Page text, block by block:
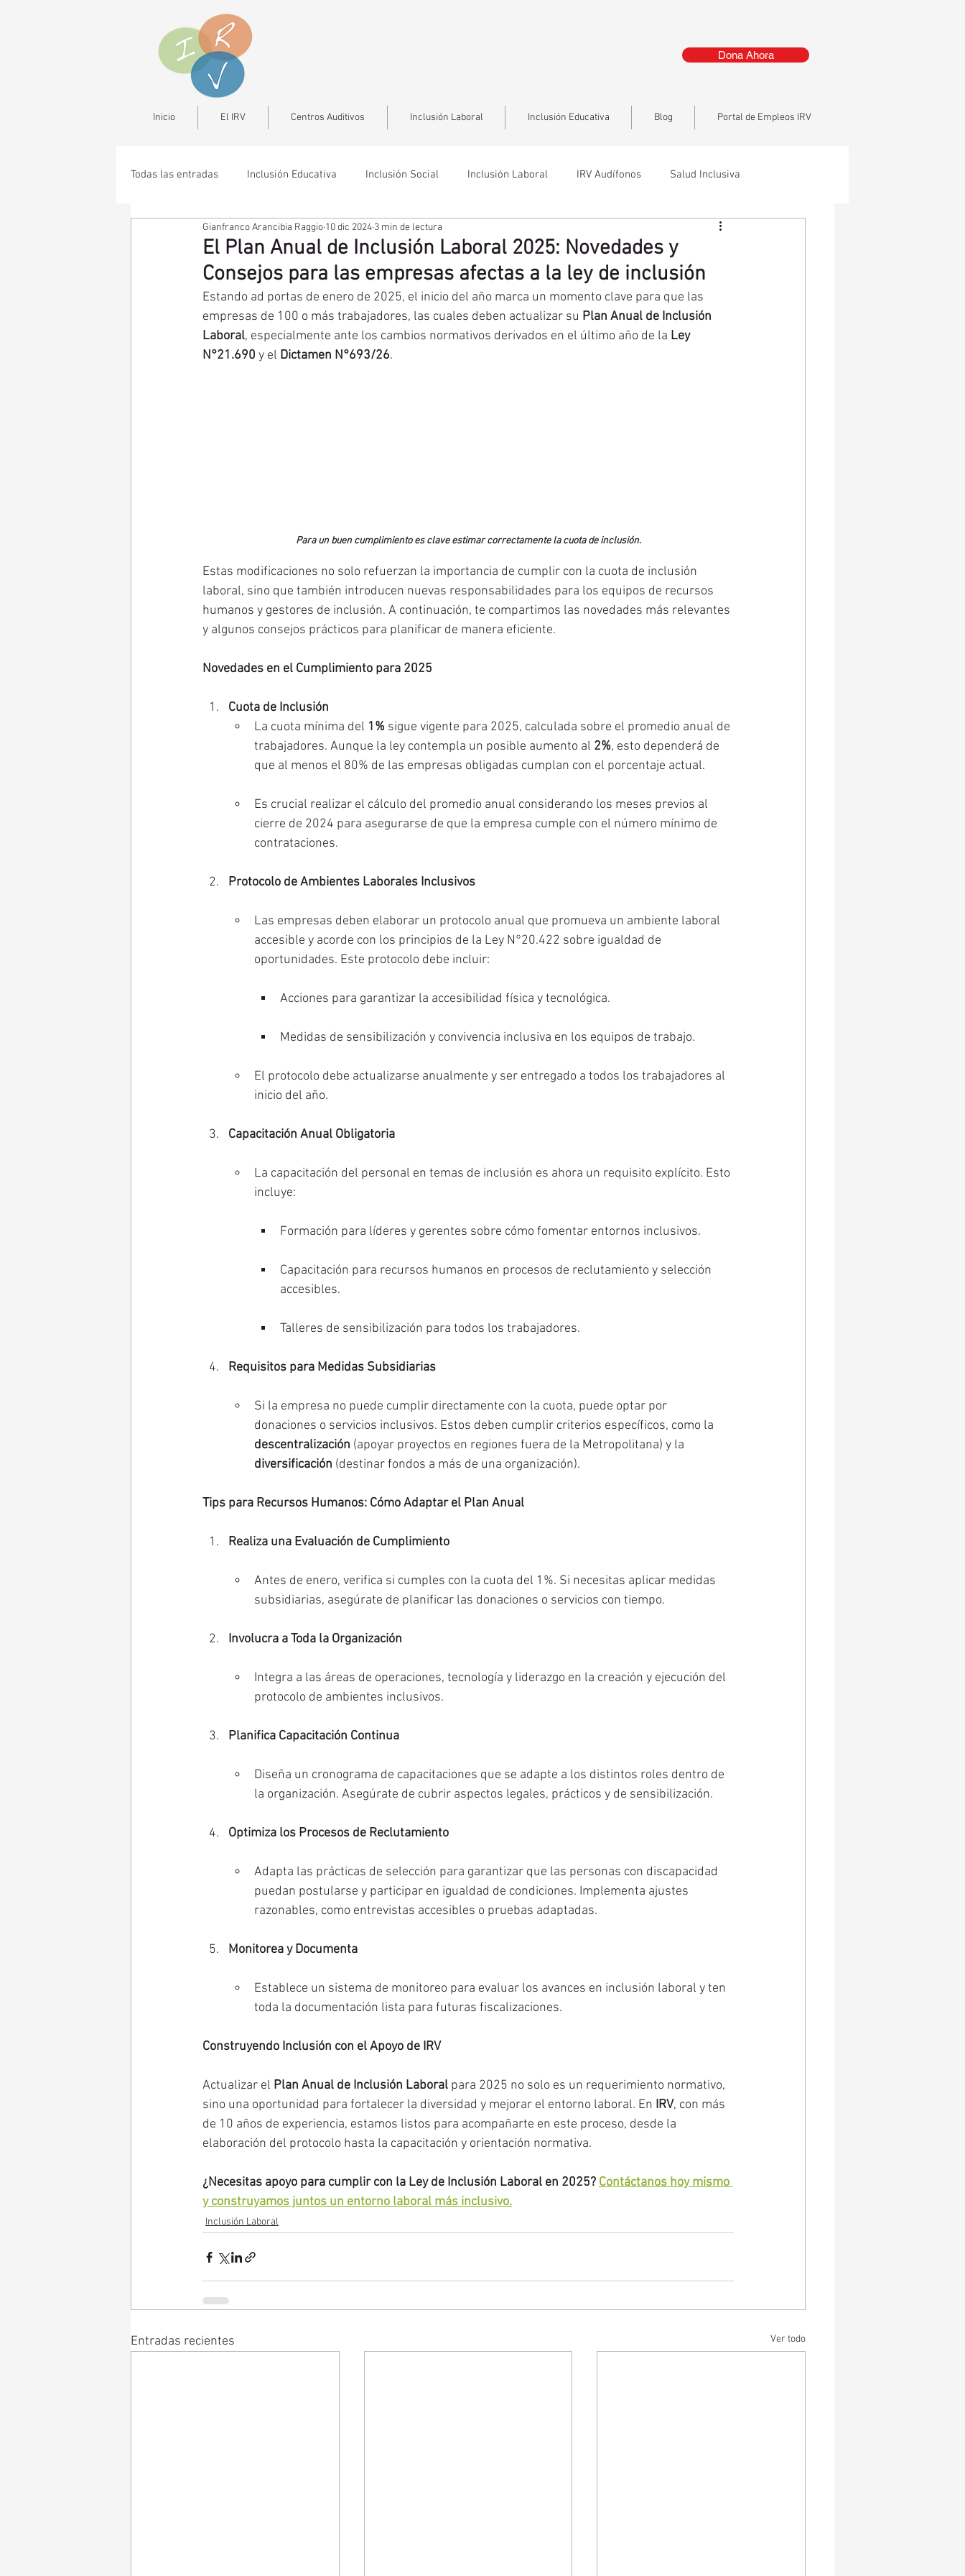
Dona Ahora
Inicio El IRV Centros Auditivos Inclusión Laboral Inclusión Educativa Blog Portal de Empleos IRV
Todas las entradas Inclusión Educativa Inclusión Social Inclusión Laboral IRV Audífonos Salud Inclusiva
El Plan Anual de Inclusión Laboral 2025: Novedades y
Consejos para las empresas afectas a la ley de inclusión
Gianfranco Arancibia Raggio 10 dic 2024 3 min de lectura
Estando ad portas de enero de 2025, el inicio del año marca un momento clave para que las
empresas de 100 o más trabajadores, las cuales deben actualizar su Plan Anual de Inclusión
Laboral, especialmente ante los cambios normativos derivados en el último año de la Ley
N°21.690 y el Dictamen N°693/26.
Para un buen cumplimiento es clave estimar correctamente la cuota de inclusión.
Estas modificaciones no solo refuerzan la importancia de cumplir con la cuota de inclusión
laboral, sino que también introducen nuevas responsabilidades para los equipos de recursos
humanos y gestores de inclusión. A continuación, te compartimos las novedades más relevantes
y algunos consejos prácticos para planificar de manera eficiente.
Novedades en el Cumplimiento para 2025
Cuota de Inclusión
La cuota mínima del 1% sigue vigente para 2025, calculada sobre el promedio anual de
trabajadores. Aunque la ley contempla un posible aumento al 2%, esto dependerá de
que al menos el 80% de las empresas obligadas cumplan con el porcentaje actual.
Es crucial realizar el cálculo del promedio anual considerando los meses previos al
cierre de 2024 para asegurarse de que la empresa cumple con el número mínimo de
contrataciones.
Protocolo de Ambientes Laborales Inclusivos
Las empresas deben elaborar un protocolo anual que promueva un ambiente laboral
accesible y acorde con los principios de la Ley N°20.422 sobre igualdad de
oportunidades. Este protocolo debe incluir:
Acciones para garantizar la accesibilidad física y tecnológica.
Medidas de sensibilización y convivencia inclusiva en los equipos de trabajo.
El protocolo debe actualizarse anualmente y ser entregado a todos los trabajadores al
inicio del año.
Capacitación Anual Obligatoria
La capacitación del personal en temas de inclusión es ahora un requisito explícito. Esto
incluye:
Formación para líderes y gerentes sobre cómo fomentar entornos inclusivos.
Capacitación para recursos humanos en procesos de reclutamiento y selección
accesibles.
Talleres de sensibilización para todos los trabajadores.
Requisitos para Medidas Subsidiarias
Si la empresa no puede cumplir directamente con la cuota, puede optar por
donaciones o servicios inclusivos. Estos deben cumplir criterios específicos, como la
descentralización (apoyar proyectos en regiones fuera de la Metropolitana) y la
diversificación (destinar fondos a más de una organización).
Tips para Recursos Humanos: Cómo Adaptar el Plan Anual
Realiza una Evaluación de Cumplimiento
Antes de enero, verifica si cumples con la cuota del 1%. Si necesitas aplicar medidas
subsidiarias, asegúrate de planificar las donaciones o servicios con tiempo.
Involucra a Toda la Organización
Integra a las áreas de operaciones, tecnología y liderazgo en la creación y ejecución del
protocolo de ambientes inclusivos.
Planifica Capacitación Continua
Diseña un cronograma de capacitaciones que se adapte a los distintos roles dentro de
la organización. Asegúrate de cubrir aspectos legales, prácticos y de sensibilización.
Optimiza los Procesos de Reclutamiento
Adapta las prácticas de selección para garantizar que las personas con discapacidad
puedan postularse y participar en igualdad de condiciones. Implementa ajustes
razonables, como entrevistas accesibles o pruebas adaptadas.
Monitorea y Documenta
Establece un sistema de monitoreo para evaluar los avances en inclusión laboral y ten
toda la documentación lista para futuras fiscalizaciones.
Construyendo Inclusión con el Apoyo de IRV
Actualizar el Plan Anual de Inclusión Laboral para 2025 no solo es un requerimiento normativo,
sino una oportunidad para fortalecer la diversidad y mejorar el entorno laboral. En IRV, con más
de 10 años de experiencia, estamos listos para acompañarte en este proceso, desde la
elaboración del protocolo hasta la capacitación y orientación normativa.
¿Necesitas apoyo para cumplir con la Ley de Inclusión Laboral en 2025? Contáctanos hoy mismo
y construyamos juntos un entorno laboral más inclusivo.
Inclusión Laboral
Entradas recientes Ver todo